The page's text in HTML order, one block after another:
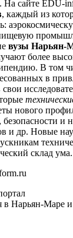
На сайте EDU-
, каждый из
вузы Нарьян-
более
В том
в
нового
и
и др. Новые
склад ума.
в Нарьян-Маре